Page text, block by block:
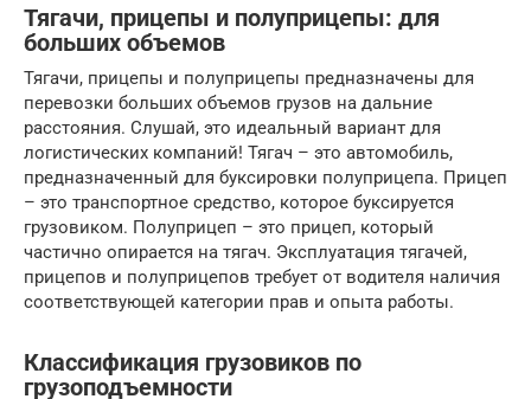
Тягачи, прицепы и полуприцепы: для
больших объемов
Тягачи, прицепы и полуприцепы предназначены для
перевозки больших объемов грузов на дальние
расстояния. Слушай, это идеальный вариант для
логистических компаний! Тягач – это автомобиль,
предназначенный для буксировки полуприцепа. Прицеп
– это транспортное средство, которое буксируется
грузовиком. Полуприцеп – это прицеп, который
частично опирается на тягач. Эксплуатация тягачей,
прицепов и полуприцепов требует от водителя наличия
соответствующей категории прав и опыта работы.
Классификация грузовиков по
грузоподъемности